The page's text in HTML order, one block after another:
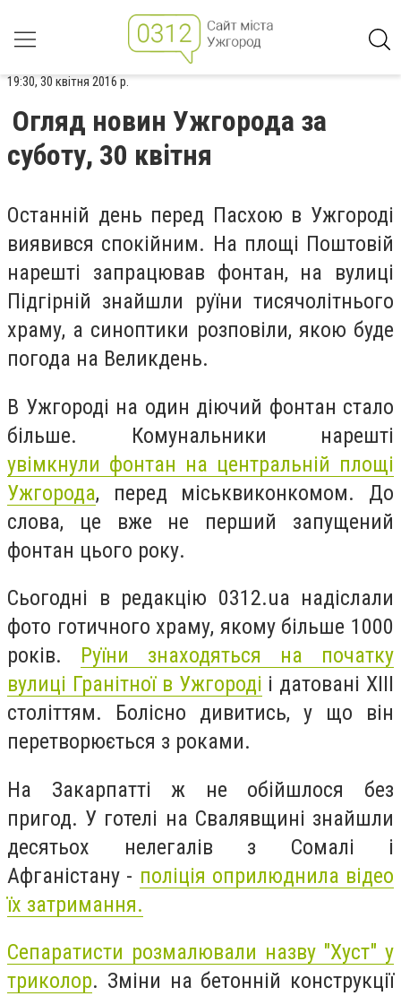
19:30, 30 квітня 2016 р.
Огляд новин Ужгорода за
суботу, 30 квітня
Останній день перед Пасхою в Ужгороді
виявився спокійним. На площі Поштовій
нарешті запрацював фонтан, на вулиці
Підгірній знайшли руїни тисячолітнього
храму, а синоптики розповіли, якою буде
погода на Великдень.
В Ужгороді на один діючий фонтан стало
більше. Комунальники нарешті
увімкнули фонтан на центральній площі
Ужгорода, перед міськвиконкомом. До
слова, це вже не перший запущений
фонтан цього року.
Сьогодні в редакцію 0312.ua надіслали
фото готичного храму, якому більше 1000
років. Руїни знаходяться на початку
вулиці Гранітної в Ужгороді і датовані XIII
століттям. Болісно дивитись, у що він
перетворюється з роками.
На Закарпатті ж не обійшлося без
пригод. У готелі на Свалявщині знайшли
десятьох нелегалів з Сомалі і
Афганістану - поліція оприлюднила відео
їх затримання.
Сепаратисти розмалювали назву "Хуст" у
триколор. Зміни на бетонній конструкції